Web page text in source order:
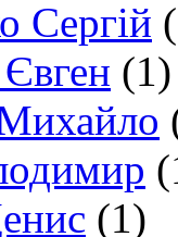
Сергій
(1)
(1)